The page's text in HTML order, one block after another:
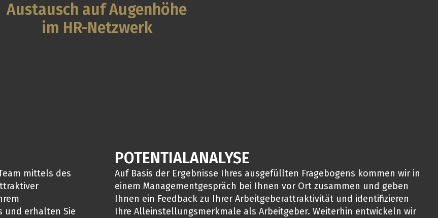
Austausch auf Augenhöhe
im HR-Netzwerk
mittels des
und erhalten Sie
POTENTIALANALYSE
Auf Basis der Ergebnisse Ihres ausgefüllten Fragebogens kommen wir in
einem Managementgespräch bei Ihnen vor Ort zusammen und geben
Ihnen ein Feedback zu Ihrer Arbeitgeberattraktivität und identifizieren
Ihre Alleinstellungsmerkmale als Arbeitgeber. Weiterhin entwickeln wir